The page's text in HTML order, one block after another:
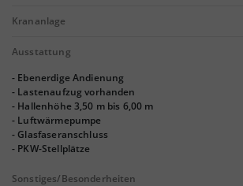
Krananlage
Ausstattung
- Ebenerdige Andienung
- Lastenaufzug vorhanden
- Hallenhöhe 3,50 m bis 6,00 m
- Luftwärmepumpe
- Glasfaseranschluss
- PKW-Stellplätze
Sonstiges/Besonderheiten